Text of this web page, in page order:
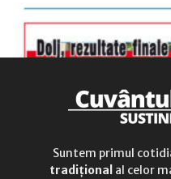
Suntem primul
tradițional al celor